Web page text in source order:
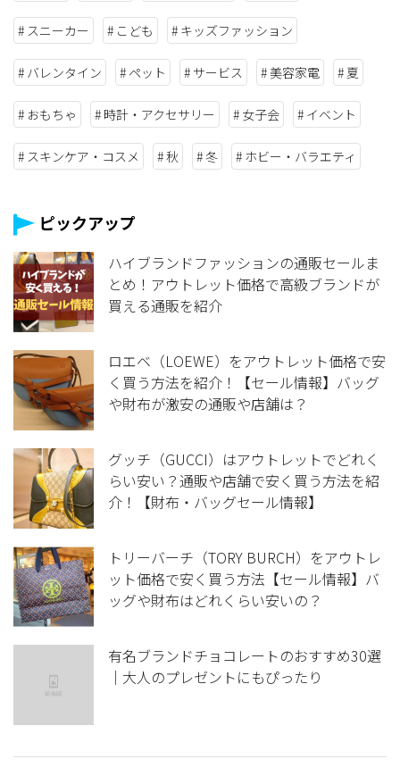
ピックアップ
ハイブランドファッションの通販セールま
とめ！アウトレット価格で高級ブランドが
買える通販を紹介
ロエベ（LOEWE）をアウトレット価格で安
く買う方法を紹介！【セール情報】バッグ
や財布が激安の通販や店舗は？
グッチ（GUCCI）はアウトレットでどれく
らい安い？通販や店舗で安く買う方法を紹
介！【財布・バッグセール情報】
トリーバーチ（TORY BURCH）をアウトレ
ット価格で安く買う方法【セール情報】バ
ッグや財布はどれくらい安いの？
有名ブランドチョコレートのおすすめ30選
｜大人のプレゼントにもぴったり
スニーカー こども キッズファッション
バレンタイン ペット サービス 美容家電 夏
おもちゃ 時計・アクセサリー 女子会 イベント
スキンケア・コスメ 秋 冬 ホビー・バラエティ